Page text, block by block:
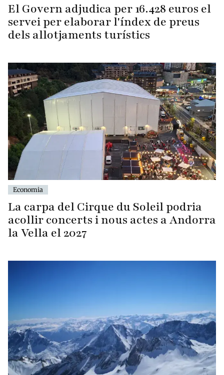
El Govern adjudica per 16.428 euros el
servei per elaborar l'índex de preus
dels allotjaments turístics
Economia
La carpa del Cirque du Soleil podria
acollir concerts i nous actes a Andorra
la Vella el 2027